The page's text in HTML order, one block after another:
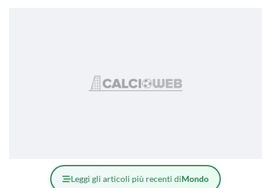
Leggi gli articoli più recenti diMondo